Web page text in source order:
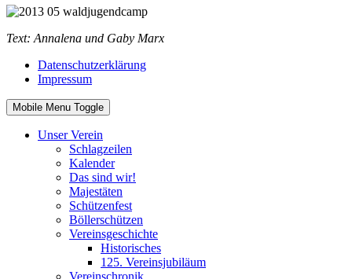
Text: Annalena und Gaby Marx
Datenschutzerklärung
Impressum
Mobile Menu Toggle
Unser Verein
Schlagzeilen
Kalender
Das sind wir!
Majestäten
Schützenfest
Böllerschützen
Vereinsgeschichte
Historisches
125. Vereinsjubiläum
Vereinschronik